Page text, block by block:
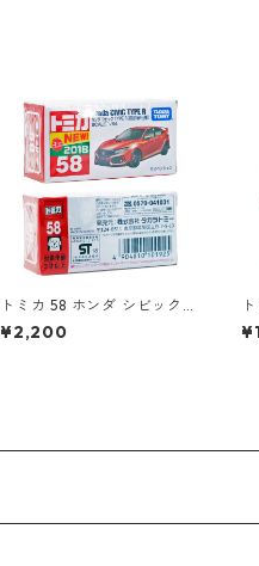
トミカ 58 ホンダ シビック T
YPE R（初回特別仕様）#10
101925
¥2,200
5